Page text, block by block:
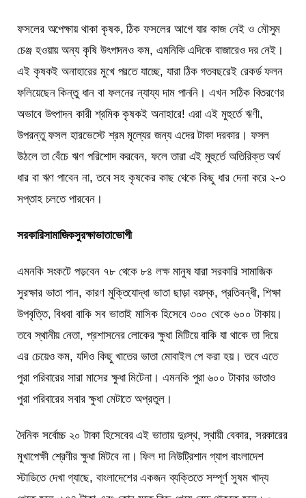
ফসলের অপেক্ষায় থাকা কৃষক, ঠিক ফসলের আগে যার কাজ নেই ও মৌসুম
চেঞ্জ হওয়ায় অন্য কৃষি উৎপাদনও কম, এমনিকি এদিকে বাজারেও দর নেই।
এই কৃষকই অনাহারের মুখে পরতে যাচ্ছে, যারা ঠিক গতবছরেই রেকর্ড ফলন
ফলিয়েছেন কিন্তু ধান বা ফলনের ন্যায্য দাম পাননি। এখন সঠিক বিতরণের
অভাবে উৎপাদন কারী শ্রমিক কৃষকই অনাহারে! এরা এই মুহুর্তে ঋণী,
উপরন্তু ফসল হারভেস্টে শ্রম মূল্যের জন্য এদের টাকা দরকার। ফসল
উঠলে তা বেঁচে ঋণ পরিশোদ করবেন, ফলে তারা এই মুহুর্তে অতিরিক্ত অর্থ
ধার বা ঋণ পাবেন না, তবে সহ কৃষকের কাছ থেকে কিছু ধার দেনা করে ২-৩
সপ্তাহ চলতে পারবেন।
সরকারিসামাজিকসুরক্ষাভাতাভোগী
এমনকি সংকটে পড়বেন ৭৮ থেকে ৮৪ লক্ষ মানুষ যারা সরকারি সামাজিক
সুরক্ষার ভাতা পান, কারণ মুক্তিযোদ্ধা ভাতা ছাড়া বয়স্ক, প্রতিবন্ধী, শিক্ষা
উপবৃত্তি, বিধবা বাকি সব ভাতাই মাসিক হিসেবে ৩০০ থেকে ৬০০ টাকায়।
তবে স্থানীয় নেতা, প্রশাসনের লোকের ক্ষুধা মিটিয়ে বাকি যা থাকে তা দিয়ে
এর চেয়েও কম, যদিও কিছু খাতের ভাতা মোবাইল পে করা হয়। তবে এতে
পুরা পরিবারের সারা মাসের ক্ষুধা মিটেনা। এমনকি পুরা ৬০০ টাকার ভাতাও
পুরা পরিবারের সবার ক্ষুধা মেটাতে অপ্রতুল।
দৈনিক সর্বোচ্চ ২০ টাকা হিসেবের এই ভাতায় দুঃস্থ, স্থায়ী বেকার, সরকারের
মুখাপেক্ষী শ্রেণীর ক্ষুধা মিটবে না। ফিল দা নিউট্রিশান গ্যাপ বাংলাদেশ
স্টাডিতে দেখা গ্যাছে, বাংলাদেশের একজন ব্যক্তিতে সম্পূর্ণ সুষম খাদ্য